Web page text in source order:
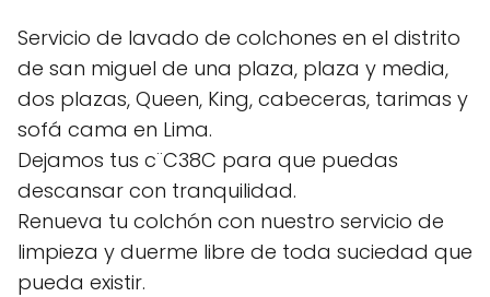
Servicio de lavado de colchones en el distrito
de san miguel de una plaza, plaza y media,
dos plazas, Queen, King, cabeceras, tarimas y
sofá cama en Lima.
Dejamos tus c¨C38C para que puedas
descansar con tranquilidad.
Renueva tu colchón con nuestro servicio de
limpieza y duerme libre de toda suciedad que
pueda existir.